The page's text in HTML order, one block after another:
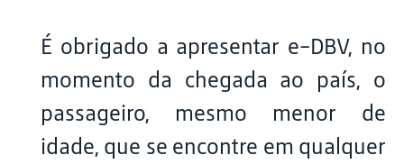
É obrigado a apresentar e-DBV, no
momento da chegada ao país, o
passageiro, mesmo menor de
idade, que se encontre em qualquer